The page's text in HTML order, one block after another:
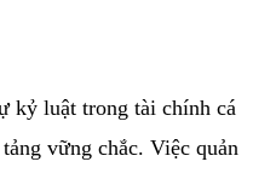
kỷ luật trong tài chính cá
vững chắc. Việc quản